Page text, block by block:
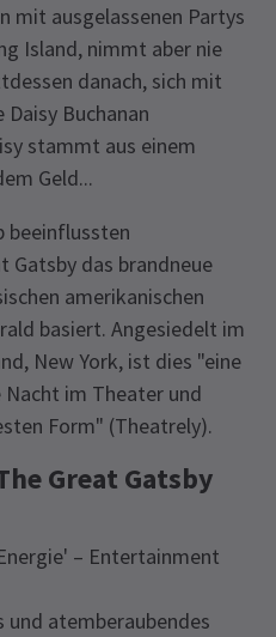
mit ausgelassenen Partys
Island, nimmt aber nie
danach, sich mit
Buchanan
stammt aus einem
Geld...
beeinflussten
Gatsby das brandneue
amerikanischen
basiert. Angesiedelt im
New York, ist dies "eine
im Theater und
Form" (Theatrely).
Great Gatsby
– Entertainment
und atemberaubendes